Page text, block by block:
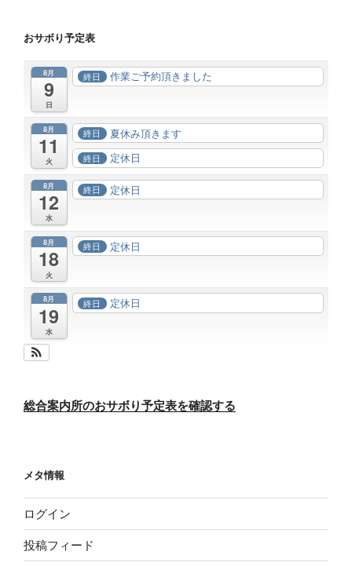
おサボり予定表
8月
9
日
終日 作業ご予約頂きました
8月
11
火
終日 夏休み頂きます
終日 定休日
8月
12
水
終日 定休日
8月
18
火
終日 定休日
8月
19
水
終日 定休日
総合案内所のおサボり予定表を確認する
メタ情報
ログイン
投稿フィード